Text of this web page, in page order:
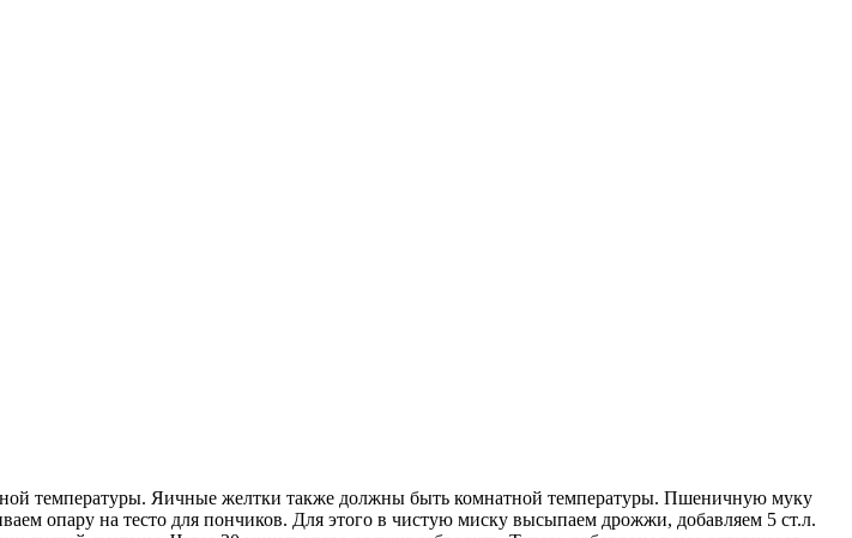
температуры. Яичные желтки также должны быть комнатной температуры. Пшеничную муку
опару на тесто для пончиков. Для этого в чистую миску высыпаем дрожжи, добавляем 5 ст.л.